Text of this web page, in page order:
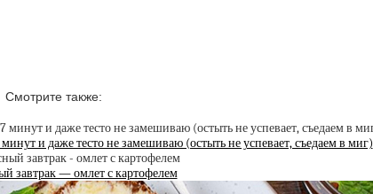
Смотрите также:
и даже тесто не замешиваю (остыть не успевает, съедаем в миг)
завтрак — омлет с картофелем